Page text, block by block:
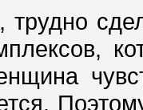
трудно